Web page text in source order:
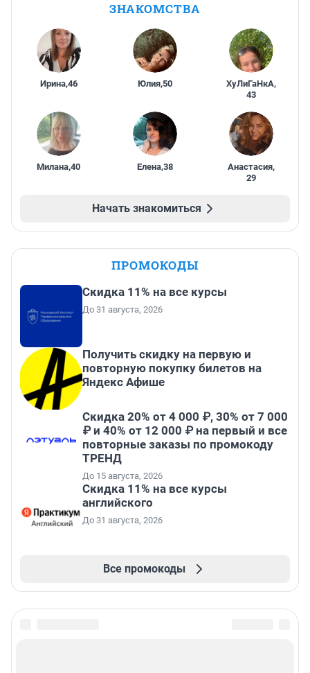
ЗНАКОМСТВА
Ирина,46 Юлия,50 ХуЛиГаНкА,
43
Милана,40 Елена,38 Анастасия,
29
Начать знакомиться
ПРОМОКОДЫ
Скидка 11% на все курсы
До 31 августа, 2026
Получить скидку на первую и
повторную покупку билетов на
Яндекс Афише
Скидка 20% от 4 000 ₽, 30% от 7 000
₽ и 40% от 12 000 ₽ на первый и все
повторные заказы по промокоду
ТРЕНД
До 15 августа, 2026
Скидка 11% на все курсы
английского
До 31 августа, 2026
Все промокоды